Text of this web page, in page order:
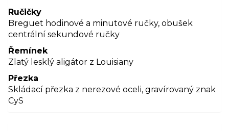
Ručičky
Breguet hodinové a minutové ručky, obušek
centrální sekundové ručky
Řemínek
Zlatý lesklý aligátor z Louisiany
Přezka
Skládací přezka z nerezové oceli, gravírovaný znak
CyS